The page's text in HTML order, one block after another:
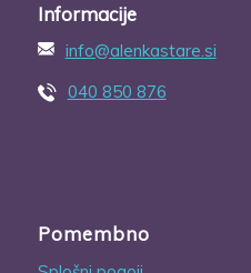
Informacije
info@alenkastare.si
040 850 876
Pomembno